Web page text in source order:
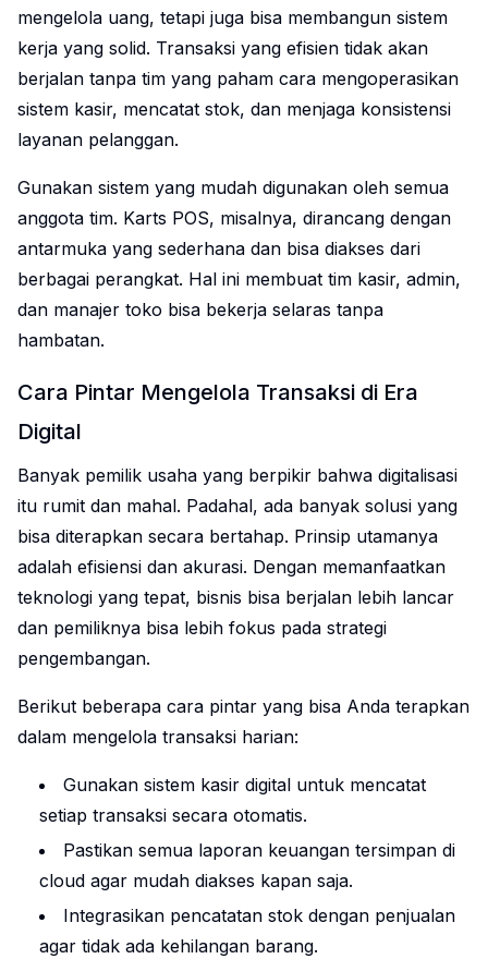
mengelola uang, tetapi juga bisa membangun sistem
kerja yang solid. Transaksi yang efisien tidak akan
berjalan tanpa tim yang paham cara mengoperasikan
sistem kasir, mencatat stok, dan menjaga konsistensi
layanan pelanggan.
Gunakan sistem yang mudah digunakan oleh semua
anggota tim. Karts POS, misalnya, dirancang dengan
antarmuka yang sederhana dan bisa diakses dari
berbagai perangkat. Hal ini membuat tim kasir, admin,
dan manajer toko bisa bekerja selaras tanpa
hambatan.
Cara Pintar Mengelola Transaksi di Era
Digital
Banyak pemilik usaha yang berpikir bahwa digitalisasi
itu rumit dan mahal. Padahal, ada banyak solusi yang
bisa diterapkan secara bertahap. Prinsip utamanya
adalah efisiensi dan akurasi. Dengan memanfaatkan
teknologi yang tepat, bisnis bisa berjalan lebih lancar
dan pemiliknya bisa lebih fokus pada strategi
pengembangan.
Berikut beberapa cara pintar yang bisa Anda terapkan
dalam mengelola transaksi harian:
Gunakan sistem kasir digital untuk mencatat
setiap transaksi secara otomatis.
Pastikan semua laporan keuangan tersimpan di
cloud agar mudah diakses kapan saja.
Integrasikan pencatatan stok dengan penjualan
agar tidak ada kehilangan barang.